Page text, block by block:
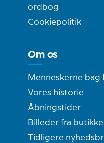
ordbog
Cookiepolitik
Om os
Menneskerne bag
Vores historie
Åbningstider
Billeder fra
Tidligere